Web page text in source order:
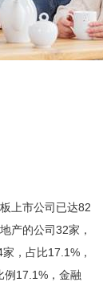
上市公司已达82
产的公司32家，
，占比17.1%，
例17.1%，金融